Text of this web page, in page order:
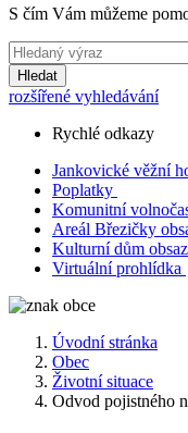
S čím Vám můžeme
Hledat
rozšířené vyhledávání
Rychlé odkazy
Jankovické věžní
Poplatky
Komunitní
Areál Březičky
Kulturní dům
Virtuální prohlídka
Úvodní stránka
Obec
Životní situace
Odvod pojistného